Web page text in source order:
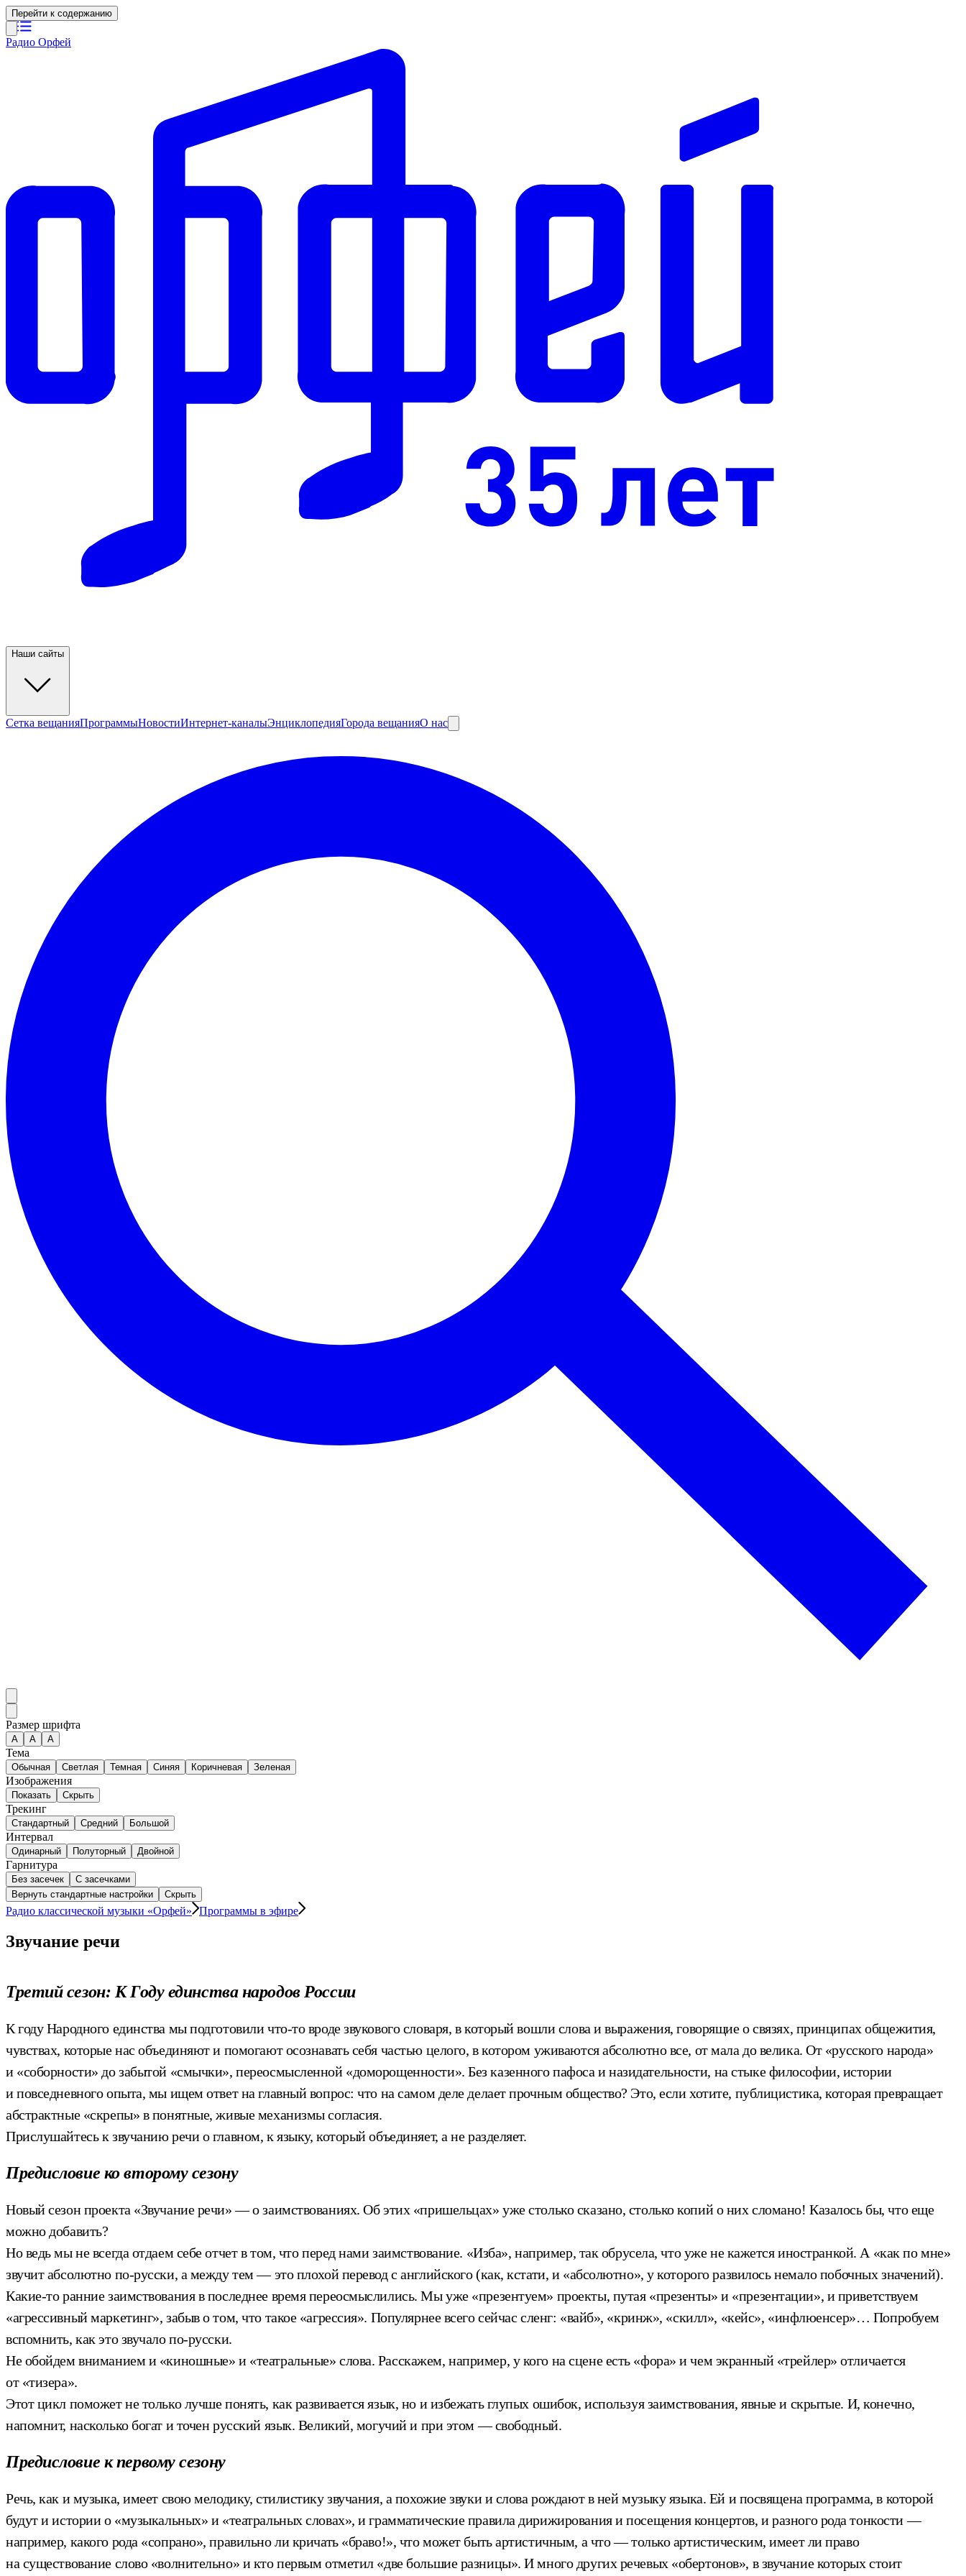
Перейти к содержанию
Радио Орфей
Наши сайты
Сетка вещанияПрограммыНовостиИнтернет-каналыЭнциклопедияГорода вещанияО нас
Размер шрифта
А A A
Тема
Обычная Светлая Темная Синяя Коричневая Зеленая
Изображения
Показать Скрыть
Трекинг
Стандартный Средний Большой
Интервал
Одинарный Полуторный Двойной
Гарнитура
Без засечек
С засечками
Вернуть стандартные настройки
Скрыть
Радио классической музыки «Орфей» Программы в эфире
Звучание речи
Третий сезон: К Году единства народов России
К году Народного единства мы подготовили что-то вроде звукового словаря, в который вошли слова и выражения, говорящие о связях, принципах общежития,
чувствах, которые нас объединяют и помогают осознавать себя частью целого, в котором уживаются абсолютно все, от мала до велика. От «русского народа»
и «соборности» до забытой «смычки», переосмысленной «доморощенности». Без казенного пафоса и назидательности, на стыке философии, истории
и повседневного опыта, мы ищем ответ на главный вопрос: что на самом деле делает прочным общество? Это, если хотите, публицистика, которая превращает
абстрактные «скрепы» в понятные, живые механизмы согласия.
Прислушайтесь к звучанию речи о главном, к языку, который объединяет, а не разделяет.
Предисловие ко второму сезону
Новый сезон проекта «Звучание речи» — о заимствованиях. Об этих «пришельцах» уже столько сказано, столько копий о них сломано! Казалось бы, что еще
можно добавить?
Но ведь мы не всегда отдаем себе отчет в том, что перед нами заимствование. «Изба», например, так обрусела, что уже не кажется иностранкой. А «как по мне»
звучит абсолютно по-русски, а между тем — это плохой перевод с английского (как, кстати, и «абсолютно», у которого развилось немало побочных значений).
Какие-то ранние заимствования в последнее время переосмыслились. Мы уже «презентуем» проекты, путая «презенты» и «презентации», и приветствуем
«агрессивный маркетинг», забыв о том, что такое «агрессия». Популярнее всего сейчас сленг: «вайб», «кринж», «скилл», «кейс», «инфлюенсер»… Попробуем
вспомнить, как это звучало по-русски.
Не обойдем вниманием и «киношные» и «театральные» слова. Расскажем, например, у кого на сцене есть «фора» и чем экранный «трейлер» отличается
от «тизера».
Этот цикл поможет не только лучше понять, как развивается язык, но и избежать глупых ошибок, используя заимствования, явные и скрытые. И, конечно,
напомнит, насколько богат и точен русский язык. Великий, могучий и при этом — свободный.
Предисловие к первому сезону
Речь, как и музыка, имеет свою мелодику, стилистику звучания, а похожие звуки и слова рождают в ней музыку языка. Ей и посвящена программа, в которой
будут и истории о «музыкальных» и «театральных словах», и грамматические правила дирижирования и посещения концертов, и разного рода тонкости —
например, какого рода «сопрано», правильно ли кричать «браво!», что может быть артистичным, а что — только артистическим, имеет ли право
на существование слово «волнительно» и кто первым отметил «две большие разницы». И много других речевых «обертонов», в звучание которых стоит